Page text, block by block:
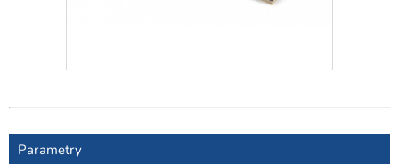
Parametry